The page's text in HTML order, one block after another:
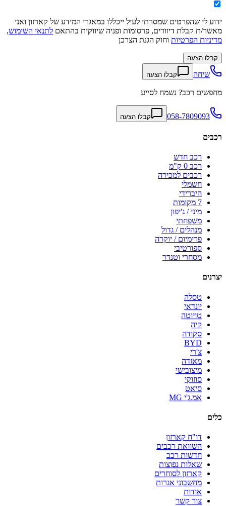
ידוע לי שהפרטים שמסרתי לעיל ייכללו במאגרי המידע של קארזון ואני
מאשר/ת קבלת דיוורים, פרסומות ופניה שיווקית בהתאם לתנאי השימוש,
מדיניות הפרטיות וחוק הגנת הצרכן
קבלו הצעה
שיחה קבלו הצעה
מחפשים רכב? נשמח לסייע
058-7809093 קבלו הצעה
רכבים
רכב חדש
רכב 0 ק"מ
רכבים למכירה
חשמלי
היברידי
7 מקומות
מיני / ג'יפון
משפחתי
מנהלים / גדול
פרימיום / יוקרה
ספורטיבי
מסחרי וטנדר
יצרנים
טסלה
יונדאי
טויוטה
קיה
סקודה
BYD
צ'רי
מאזדה
מיצובישי
סוזוקי
סיאט
אמ.ג'י MG
כלים
דו"ח קארזון
השוואת רכבים
חדשות רכב
שאלות נפוצות
קארזון לסוחרים
מחשבוני אגרות
אודות
צור קשר